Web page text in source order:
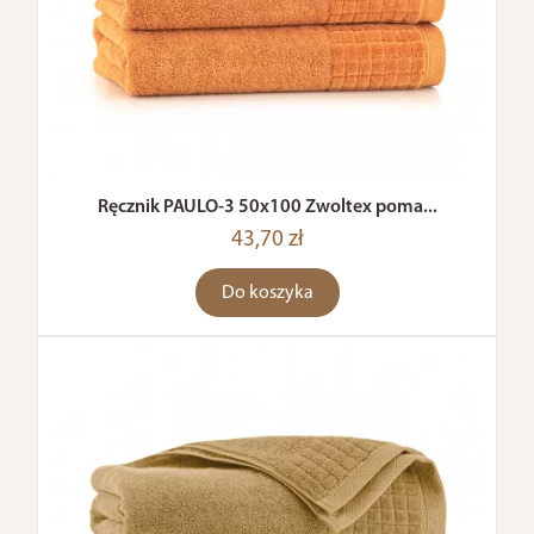
Ręcznik PAULO-3 50x100 Zwoltex poma...
43,70 zł
Do koszyka